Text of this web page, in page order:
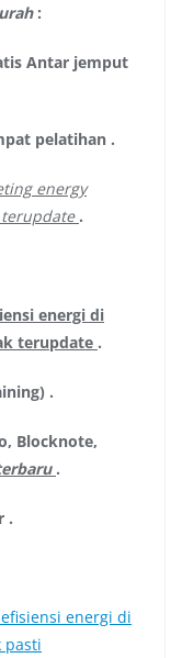
:
Antar jemput
pelatihan .
energy
.
energi di
terupdate .
.
Blocknote,
.
.
energi di
pasti